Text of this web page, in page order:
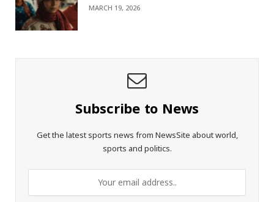
MARCH 19, 2026
Subscribe to News
Get the latest sports news from NewsSite about world,
sports and politics.